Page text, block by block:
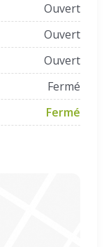
Ouvert
Ouvert
Ouvert
Fermé
Fermé